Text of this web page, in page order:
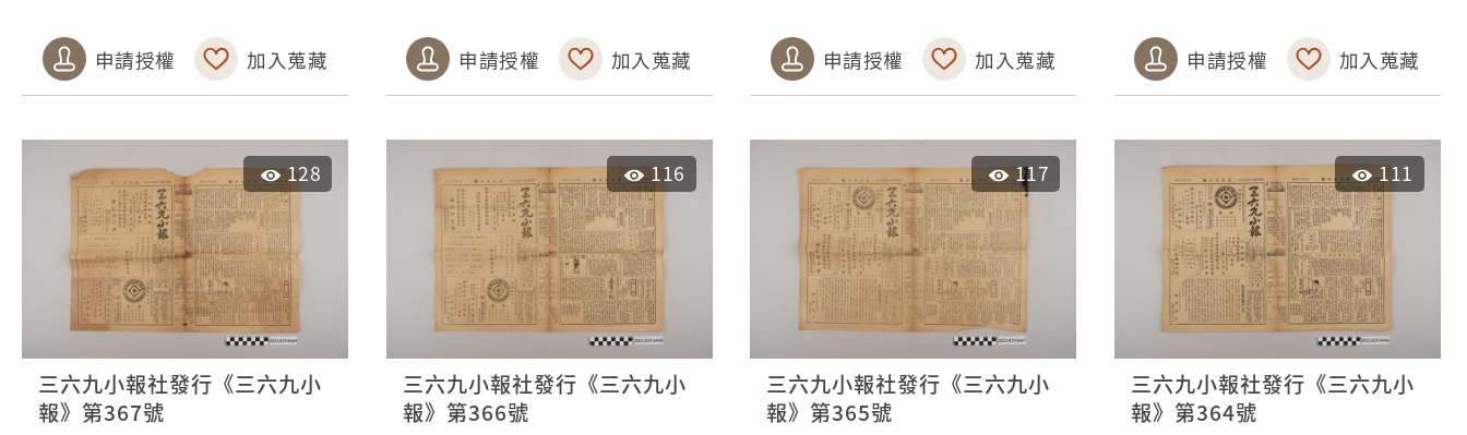
申請授權 加入蒐藏 申請授權 加入蒐藏 申請授權 加入蒐藏 申請授權 加入蒐藏
128
三六九小報社發行《三六九小
報》第367號
116
三六九小報社發行《三六九小
報》第366號
117
三六九小報社發行《三六九小
報》第365號
111
三六九小報社發行《三六九小
報》第364號